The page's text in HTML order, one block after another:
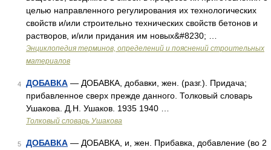
целью направленного регулирования их технологических
свойств и/или строительно технических свойств бетонов и
растворов, и/или придания им новых&#8230; …
Энциклопедия терминов, определений и пояснений строительных
материалов
4 ДОБАВКА — ДОБАВКА, добавки, жен. (разг.). Придача;
прибавленное сверх прежде данного. Толковый словарь
Ушакова. Д.Н. Ушаков. 1935 1940 …
Толковый словарь Ушакова
5 ДОБАВКА — ДОБАВКА, и, жен. Прибавка, добавление (во 2